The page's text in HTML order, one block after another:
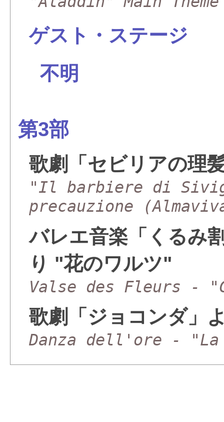
ゲスト・ステージ
不明
第3部
歌劇「セビリアの理
"Il barbiere di
precauzione
バレエ音楽「くるみ
り "花のワルツ"
Valse des Fleurs -
歌劇「ジョコンダ」
Danza dell'ore - "La